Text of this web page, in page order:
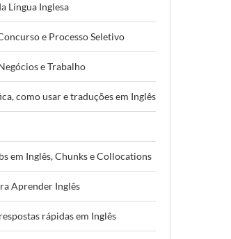
Língua Inglesa
e Processo Seletivo
e Trabalho
como usar e traduções em Inglês
em Inglês, Chunks e Collocations
Aprender Inglês
rápidas em Inglês